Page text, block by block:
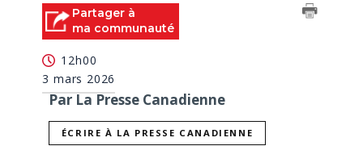
Partager à
ma communauté
12h00
3 mars 2026
Par La Presse Canadienne
ÉCRIRE À LA PRESSE CANADIENNE